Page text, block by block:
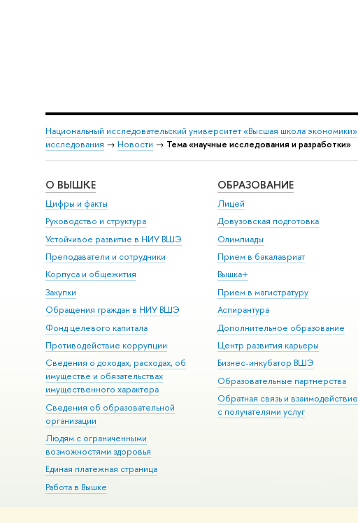
Национальный исследовательский университет «Высшая школа экономики»
исследования → Новости → Тема «научные исследования и разработки»
О ВЫШКЕ
Цифры и факты
Руководство и структура
Устойчивое развитие в НИУ ВШЭ
Преподаватели и сотрудники
Корпуса и общежития
Закупки
Обращения граждан в НИУ ВШЭ
Фонд целевого капитала
Противодействие коррупции
Сведения о доходах, расходах, об
имуществе и обязательствах
имущественного характера
Сведения об образовательной
организации
Людям с ограниченными
возможностями здоровья
Единая платежная страница
Работа в Вышке
ОБРАЗОВАНИЕ
Лицей
Довузовская подготовка
Олимпиады
Прием в бакалавриат
Вышка+
Прием в магистратуру
Аспирантура
Дополнительное образование
Центр развития карьеры
Бизнес-инкубатор ВШЭ
Образовательные партнерства
Обратная связь и взаимодействие
с получателями услуг